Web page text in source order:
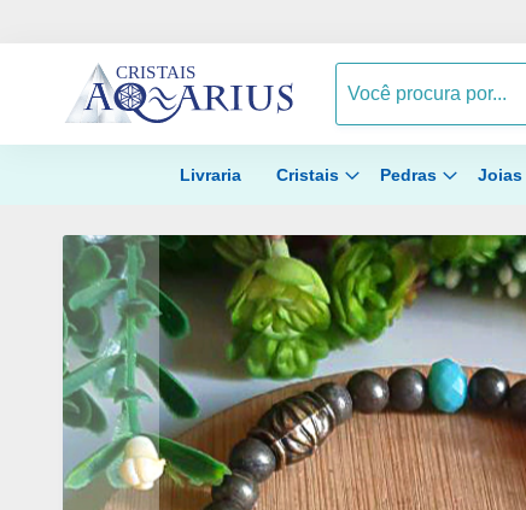
Livraria Cristais Pedras Joias